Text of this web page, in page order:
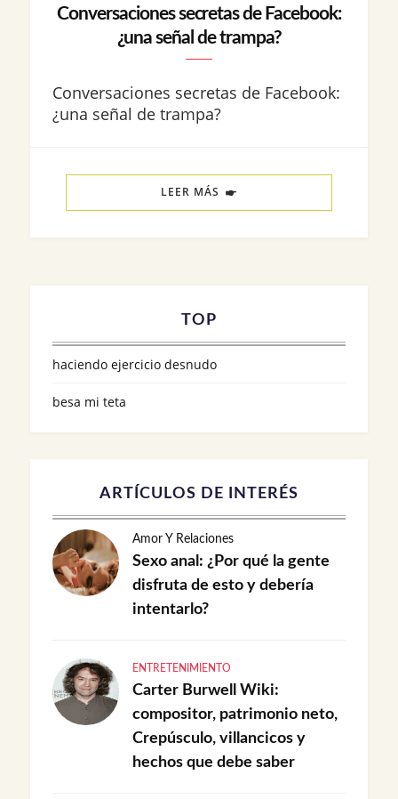
Conversaciones secretas de Facebook:
¿una señal de trampa?
Conversaciones secretas de Facebook:
¿una señal de trampa?
LEER MÁS
TOP
haciendo ejercicio desnudo
besa mi teta
ARTÍCULOS DE INTERÉS
Amor Y Relaciones
Sexo anal: ¿Por qué la gente
disfruta de esto y debería
intentarlo?
ENTRETENIMIENTO
Carter Burwell Wiki:
compositor, patrimonio neto,
Crepúsculo, villancicos y
hechos que debe saber